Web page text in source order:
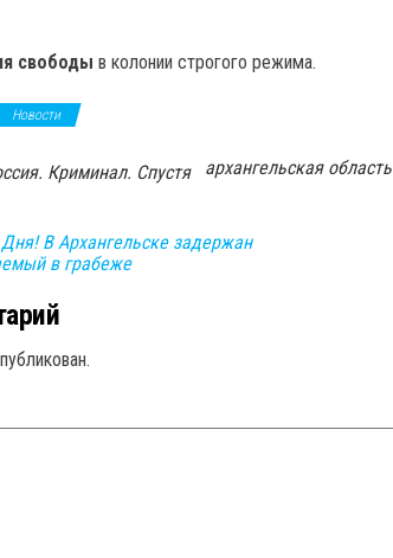
свободы в колонии строгого режима.
Новости
Криминал. Спустя архангельская область
В Архангельске задержан
в грабеже